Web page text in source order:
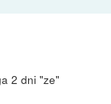
2 dni "ze"